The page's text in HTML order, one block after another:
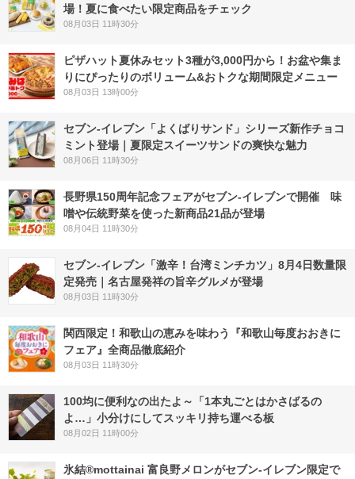
場！夏に食べたい限定商品をチェック
08月03日 11時30分
ピザハット夏休みセット3種が3,000円から！お盆や集ま
りにぴったりのボリューム&おトクな期間限定メニュー
08月03日 13時00分
セブン‐イレブン「よくばりサンド」シリーズ新作チョコ
ミント登場｜夏限定スイーツサンドの爽快な魅力
08月06日 11時30分
長野県150周年記念フェアがセブン-イレブンで開催 味
噌や伝統野菜を使った新商品21品が登場
08月04日 11時30分
セブン-イレブン「激辛！台湾ミンチカツ」8月4日数量限
定発売｜名古屋発祥の旨辛グルメが登場
08月03日 11時30分
関西限定！和歌山の恵みを味わう『和歌山毎度おおきに
フェア』全商品徹底紹介
08月03日 11時30分
100均に便利なの出たよ～「1本丸ごとはかさばるの
よ…」小分けにしてスッキリ持ち運べる板
08月02日 11時00分
氷結®mottainai 富良野メロンがセブン‐イレブン限定で